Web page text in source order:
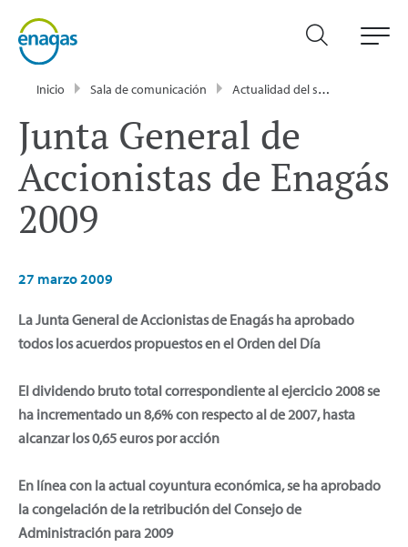
Inicio Sala de comunicación Actualidad del sector energético - Enagás
Junta General de
Accionistas de Enagás
2009
27 marzo 2009
La Junta General de Accionistas de Enagás ha aprobado
todos los acuerdos propuestos en el Orden del Día
El dividendo bruto total correspondiente al ejercicio 2008 se
ha incrementado un 8,6% con respecto al de 2007, hasta
alcanzar los 0,65 euros por acción
En línea con la actual coyuntura económica, se ha aprobado
la congelación de la retribución del Consejo de
Administración para 2009